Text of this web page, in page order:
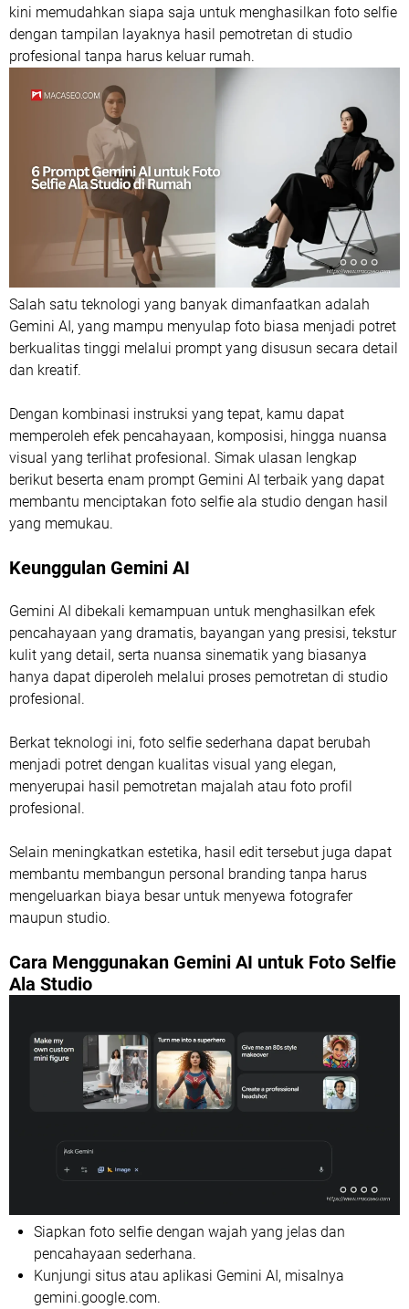
kini memudahkan siapa saja untuk menghasilkan foto selfie
dengan tampilan layaknya hasil pemotretan di studio
profesional tanpa harus keluar rumah.
Salah satu teknologi yang banyak dimanfaatkan adalah
Gemini AI, yang mampu menyulap foto biasa menjadi potret
berkualitas tinggi melalui prompt yang disusun secara detail
dan kreatif.
Dengan kombinasi instruksi yang tepat, kamu dapat
memperoleh efek pencahayaan, komposisi, hingga nuansa
visual yang terlihat profesional. Simak ulasan lengkap
berikut beserta enam prompt Gemini AI terbaik yang dapat
membantu menciptakan foto selfie ala studio dengan hasil
yang memukau.
Keunggulan Gemini AI
Gemini AI dibekali kemampuan untuk menghasilkan efek
pencahayaan yang dramatis, bayangan yang presisi, tekstur
kulit yang detail, serta nuansa sinematik yang biasanya
hanya dapat diperoleh melalui proses pemotretan di studio
profesional.
Berkat teknologi ini, foto selfie sederhana dapat berubah
menjadi potret dengan kualitas visual yang elegan,
menyerupai hasil pemotretan majalah atau foto profil
profesional.
Selain meningkatkan estetika, hasil edit tersebut juga dapat
membantu membangun personal branding tanpa harus
mengeluarkan biaya besar untuk menyewa fotografer
maupun studio.
Cara Menggunakan Gemini AI untuk Foto Selfie
Ala Studio
Siapkan foto selfie dengan wajah yang jelas dan
pencahayaan sederhana.
Kunjungi situs atau aplikasi Gemini AI, misalnya
gemini.google.com.